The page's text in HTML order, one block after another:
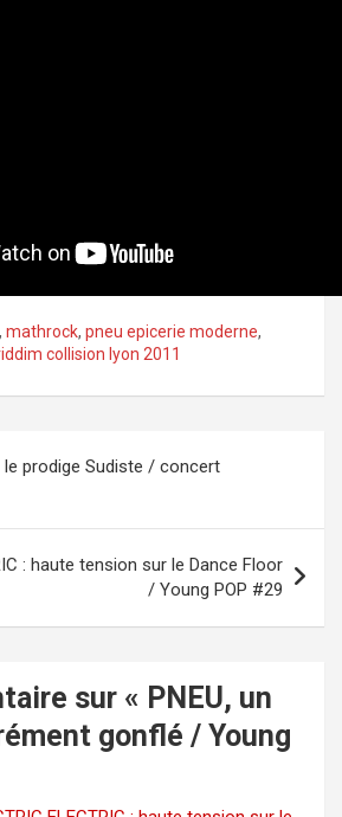
, mathrock, pneu epicerie moderne,
collision lyon 2011
le prodige Sudiste / concert
: haute tension sur le Dance Floor
/ Young POP #29
sur « PNEU, un
gonflé / Young